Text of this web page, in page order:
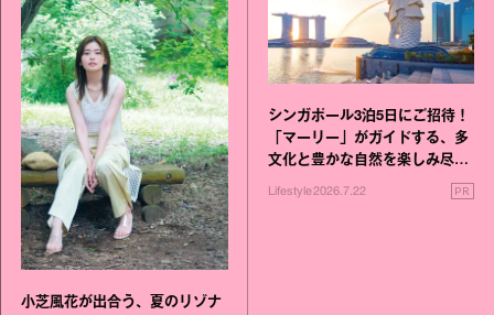
小芝風花が出合う、夏のリゾナ
シンガポール3泊5日にご招待！
「マーリー」がガイドする、多
文化と豊かな自然を楽しみ尽く
Lifestyle2026.7.22 PR